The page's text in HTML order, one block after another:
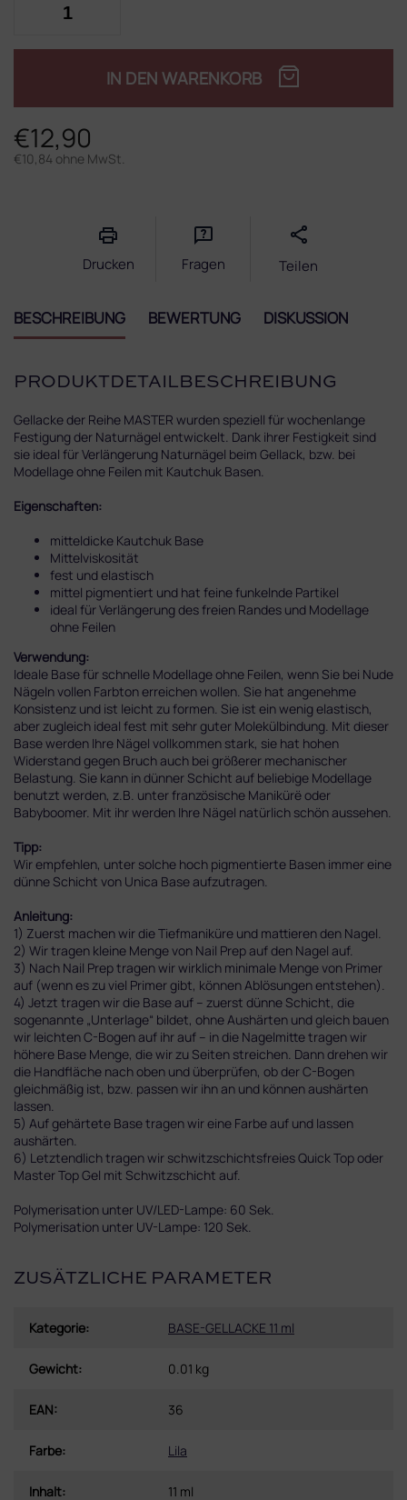
€12,90
€10,84 ohne MwSt.
IN DEN WARENKORB
Drucken Fragen Teilen
BESCHREIBUNG BEWERTUNG DISKUSSION
PRODUKTDETAILBESCHREIBUNG
Gellacke der Reihe MASTER wurden speziell für wochenlange
Festigung der Naturnägel entwickelt. Dank ihrer Festigkeit sind
sie ideal für Verlängerung Naturnägel beim Gellack, bzw. bei
Modellage ohne Feilen mit Kautchuk Basen.
Eigenschaften:
mitteldicke Kautchuk Base
Mittelviskosität
fest und elastisch
mittel pigmentiert und hat feine funkelnde Partikel
ideal für Verlängerung des freien Randes und Modellage
ohne Feilen
Verwendung:
Ideale Base für schnelle Modellage ohne Feilen, wenn Sie bei Nude
Nägeln vollen Farbton erreichen wollen. Sie hat angenehme
Konsistenz und ist leicht zu formen. Sie ist ein wenig elastisch,
aber zugleich ideal fest mit sehr guter Molekülbindung. Mit dieser
Base werden Ihre Nägel vollkommen stark, sie hat hohen
Widerstand gegen Bruch auch bei größerer mechanischer
Belastung. Sie kann in dünner Schicht auf beliebige Modellage
benutzt werden, z.B. unter französische Manikürë oder
Babyboomer. Mit ihr werden Ihre Nägel natürlich schön aussehen.
Tipp:
Wir empfehlen, unter solche hoch pigmentierte Basen immer eine
dünne Schicht von Unica Base aufzutragen.
Anleitung:
1) Zuerst machen wir die Tiefmaniküre und mattieren den Nagel.
2) Wir tragen kleine Menge von Nail Prep auf den Nagel auf.
3) Nach Nail Prep tragen wir wirklich minimale Menge von Primer
auf (wenn es zu viel Primer gibt, können Ablösungen entstehen).
4) Jetzt tragen wir die Base auf – zuerst dünne Schicht, die
sogenannte „Unterlage“ bildet, ohne Aushärten und gleich bauen
wir leichten C-Bogen auf ihr auf – in die Nagelmitte tragen wir
höhere Base Menge, die wir zu Seiten streichen. Dann drehen wir
die Handfläche nach oben und überprüfen, ob der C-Bogen
gleichmäßig ist, bzw. passen wir ihn an und können aushärten
lassen.
5) Auf gehärtete Base tragen wir eine Farbe auf und lassen
aushärten.
6) Letztendlich tragen wir schwitzschichtsfreies Quick Top oder
Master Top Gel mit Schwitzschicht auf.
Polymerisation unter UV/LED-Lampe: 60 Sek.
Polymerisation unter UV-Lampe: 120 Sek.
ZUSÄTZLICHE PARAMETER
Kategorie: BASE-GELLACKE 11 ml
Gewicht: 0.01 kg
EAN: 36
Farbe: Lila
Inhalt: 11 ml